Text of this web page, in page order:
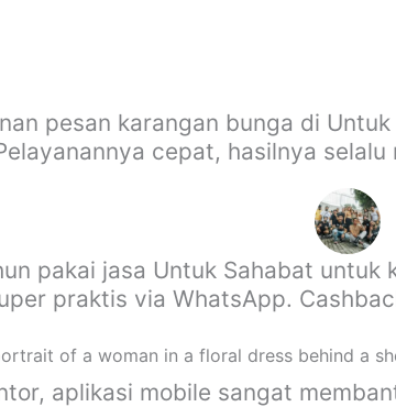
pesan karangan bunga di
cepat, hasilnya
pakai jasa Untuk Sahabat
praktis via WhatsApp.
aplikasi mobile sangat